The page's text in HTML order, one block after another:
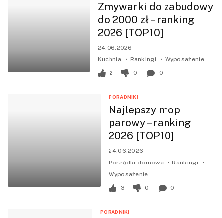
24.06.2026
Zmywarki do zabudowy
do 2000 zł – ranking
2026 [TOP10]
Kuchnia Rankingi
Wyposażenie
2
0 0
PORADNIKI
24.06.2026
Najlepszy mop
parowy – ranking
2026 [TOP10]
Porządki domowe
Rankingi
Wyposażenie
3
0 0
PORADNIKI